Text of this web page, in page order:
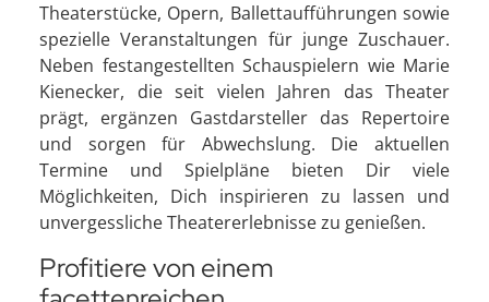
Theaterstücke, Opern, Ballettaufführungen sowie
spezielle Veranstaltungen für junge Zuschauer.
Neben festangestellten Schauspielern wie Marie
Kienecker, die seit vielen Jahren das Theater
prägt, ergänzen Gastdarsteller das Repertoire
und sorgen für Abwechslung. Die aktuellen
Termine und Spielpläne bieten Dir viele
Möglichkeiten, Dich inspirieren zu lassen und
unvergessliche Theatererlebnisse zu genießen.
Profitiere von einem